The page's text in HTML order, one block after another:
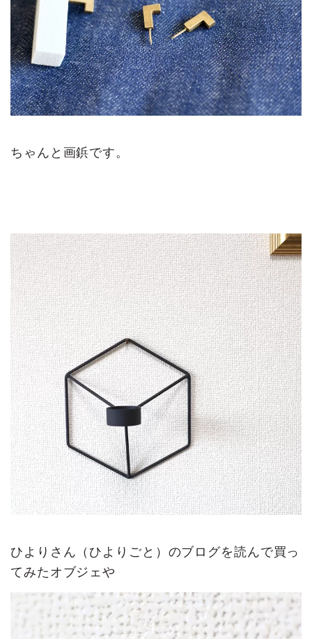
ちゃんと画鋲です。
ひよりさん（ひよりごと）のブログを読んで買っ
てみたオブジェや